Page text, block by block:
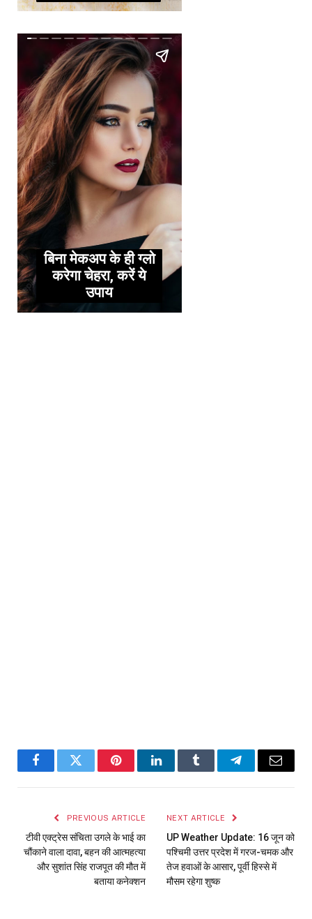
FacebookTwitter PinterestLinkedInTumblr TelegramEmail
PREVIOUS ARTICLE
टीवी एक्ट्रेस संचिता उगले के भाई का
चौंकाने वाला दावा, बहन की आत्महत्या
और सुशांत सिंह राजपूत की मौत में
बताया कनेक्शन
NEXT ARTICLE
UP Weather Update: 16 जून को
पश्चिमी उत्तर प्रदेश में गरज-चमक और
तेज हवाओं के आसार, पूर्वी हिस्से में
मौसम रहेगा शुष्क